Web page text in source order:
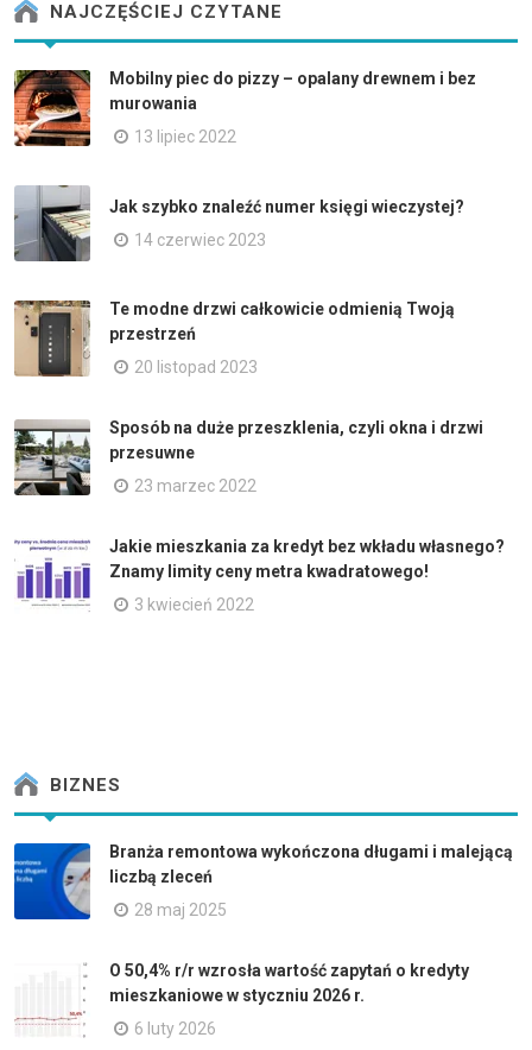
NAJCZĘŚCIEJ CZYTANE
Mobilny piec do pizzy – opalany drewnem i bez
murowania
13 lipiec 2022
Jak szybko znaleźć numer księgi wieczystej?
14 czerwiec 2023
Te modne drzwi całkowicie odmienią Twoją
przestrzeń
20 listopad 2023
Sposób na duże przeszklenia, czyli okna i drzwi
przesuwne
23 marzec 2022
Jakie mieszkania za kredyt bez wkładu własnego?
Znamy limity ceny metra kwadratowego!
3 kwiecień 2022
BIZNES
Branża remontowa wykończona długami i malejącą
liczbą zleceń
28 maj 2025
O 50,4% r/r wzrosła wartość zapytań o kredyty
mieszkaniowe w styczniu 2026 r.
6 luty 2026